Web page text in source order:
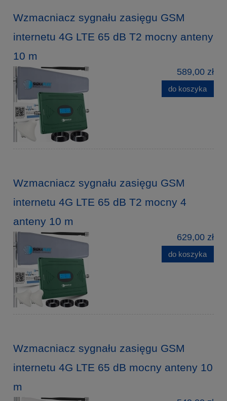
Wzmacniacz sygnału zasięgu GSM
internetu 4G LTE 65 dB T2 mocny anteny
10 m
589,00 zł
do koszyka
Wzmacniacz sygnału zasięgu GSM
internetu 4G LTE 65 dB T2 mocny 4
anteny 10 m
629,00 zł
do koszyka
Wzmacniacz sygnału zasięgu GSM
internetu 4G LTE 65 dB mocny anteny 10
m